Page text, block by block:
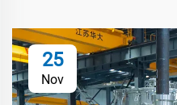
25
Nov